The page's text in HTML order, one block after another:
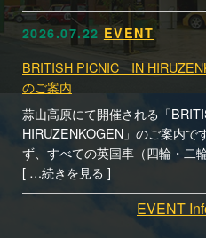
2026.07.22 EVENT
BRITISH PICNIC IN
のご案内
蒜山高原にて開催される「
HIRUZENKOGEN」のご案内で
ず、すべての英国車（四輪・二
[ …続きを見る ]
EVENT